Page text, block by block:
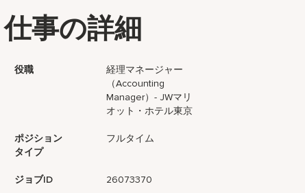
仕事の詳細
役職
経理マネージャー
（Accounting
Manager）- JWマリ
オット・ホテル東京
ポジション
タイプ
フルタイム
ジョブID 26073370